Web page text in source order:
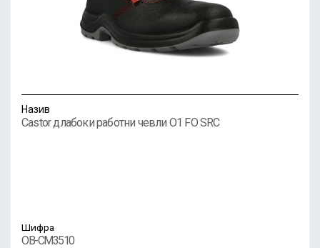
Назив
Castor длабоки работни чевли O1 FO SRC
Шифра
OB-CM3510